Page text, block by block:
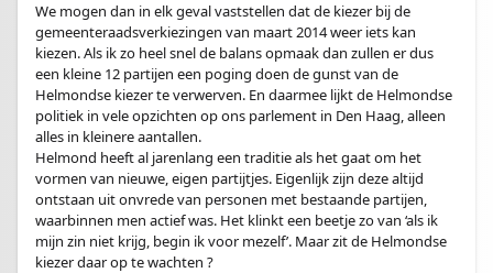
We mogen dan in elk geval vaststellen dat de kiezer bij de
gemeenteraadsverkiezingen van maart 2014 weer iets kan
kiezen. Als ik zo heel snel de balans opmaak dan zullen er dus
een kleine 12 partijen een poging doen de gunst van de
Helmondse kiezer te verwerven. En daarmee lijkt de Helmondse
politiek in vele opzichten op ons parlement in Den Haag, alleen
alles in kleinere aantallen.
Helmond heeft al jarenlang een traditie als het gaat om het
vormen van nieuwe, eigen partijtjes. Eigenlijk zijn deze altijd
ontstaan uit onvrede van personen met bestaande partijen,
waarbinnen men actief was. Het klinkt een beetje zo van ‘als ik
mijn zin niet krijg, begin ik voor mezelf’. Maar zit de Helmondse
kiezer daar op te wachten ?